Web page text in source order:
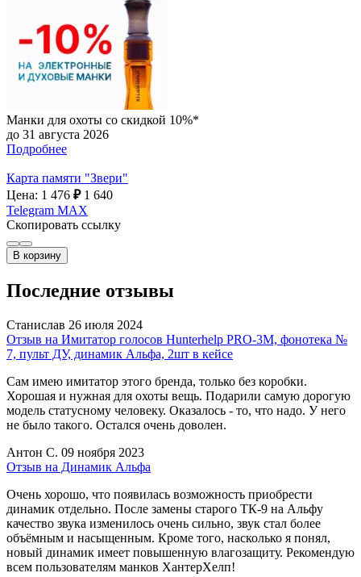
Манки для охоты со скидкой 10%*
до 31 августа 2026
Подробнее
Карта памяти "Звери"
Цена: 1 476 ₽ 1 640
Telegram MAX
Скопировать ссылку
В корзину
Последние отзывы
Станислав 26 июля 2024
Отзыв на Имитатор голосов Hunterhelp PRO-3М, фонотека №
7, пульт ДУ, динамик Альфа, 2шт в кейсе
Сам имею имитатор этого бренда, только без коробки.
Хорошая и нужная для охоты вещь. Подарили самую дорогую
модель статусному человеку. Оказалось - то, что надо. У него
не было такого. Остался очень доволен.
Антон С. 09 ноября 2023
Отзыв на Динамик Альфа
Очень хорошо, что появилась возможность приобрести
динамик отдельно. После замены старого ТК-9 на Альфу
качество звука изменилось очень сильно, звук стал более
объёмным и насыщенным. Кроме того, насколько я понял,
новый динамик имеет повышенную влагозащиту. Рекомендую
всем пользователям манков ХантерХелп!